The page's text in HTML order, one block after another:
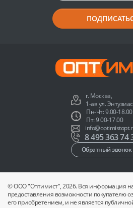
г. Москва,
1-ая ул.
Пн-Чт: 9.00-18.00
Пт: 9.00-17.00
8 495 363 74
Обратный звонок
© ООО "Оптимист", 2026. Вся информация
предоставления возможности покупателю
его приобретением, и не является